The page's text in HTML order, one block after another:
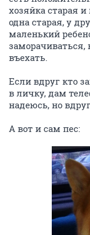
хозяйка старая
одна старая, у
маленький
заморачиваться,
въехать.
Если вдруг кто
в личку, дам
надеюсь, но
А вот и сам пес: